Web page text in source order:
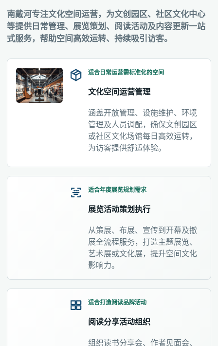
南戴河专注文化空间运营，为文创园区、社区文化中心
等提供日常管理、展览策划、阅读活动及内容更新一站
式服务，帮助空间高效运转、持续吸引访客。
适合日常运营需标准化的空间
文化空间运营管理
涵盖开放管理、设施维护、环境
管理及人员调配，确保文创园区
或社区文化场馆每日高效运转，
为访客提供舒适体验。
适合年度展览规划需求
展览活动策划执行
从策展、布展、宣传到开幕及撤
展全流程服务，打造主题展览、
艺术展或文化展，提升空间文化
影响力。
适合打造阅读品牌活动
阅读分享活动组织
组织读书分享会、作者见面会、